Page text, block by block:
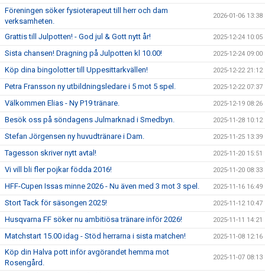
Föreningen söker fysioterapeut till herr och dam
verksamheten.
2026-01-06 13:38
Grattis till Julpotten! - God jul & Gott nytt år! 2025-12-24 10:05
Sista chansen! Dragning på Julpotten kl 10.00! 2025-12-24 09:00
Köp dina bingolotter till Uppesittarkvällen! 2025-12-22 21:12
Petra Fransson ny utbildningsledare i 5 mot 5 spel. 2025-12-22 07:37
Välkommen Elias - Ny P19 tränare. 2025-12-19 08:26
Besök oss på söndagens Julmarknad i Smedbyn. 2025-11-28 10:12
Stefan Jörgensen ny huvudtränare i Dam. 2025-11-25 13:39
Tagesson skriver nytt avtal! 2025-11-20 15:51
Vi vill bli fler pojkar födda 2016! 2025-11-20 08:33
HFF-Cupen Issas minne 2026 - Nu även med 3 mot 3 spel. 2025-11-16 16:49
Stort Tack för säsongen 2025! 2025-11-12 10:47
Husqvarna FF söker nu ambitiösa tränare inför 2026! 2025-11-11 14:21
Matchstart 15.00 idag - Stöd herrarna i sista matchen! 2025-11-08 12:16
Köp din Halva pott inför avgörandet hemma mot
Rosengård.
2025-11-07 08:13